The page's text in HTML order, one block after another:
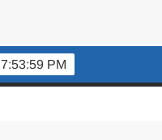
7:54:00 PM